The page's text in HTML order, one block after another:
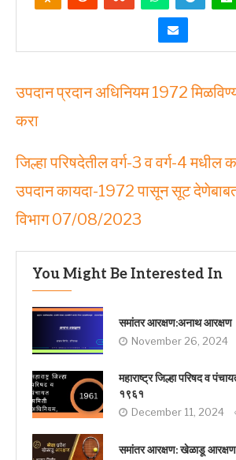
उपदान प्रदान अधिनियम 1972
करा
जिल्हा परिषदेतील वर्ग-3 व वर्ग-4 मधील
उपदान कायदा-1972 पासून सूट
विभाग 07/08/2023
You Might Be Interested In
समांतर आरक्षण:अनाथ आरक्षण
November 26, 2024
महाराष्ट्र जिल्हा परिषद व
१९६१
December 11, 2024
समांतर आरक्षण: खेळाडू आरक्षण